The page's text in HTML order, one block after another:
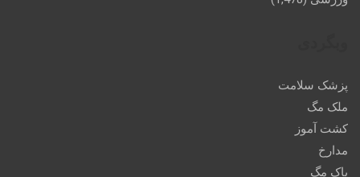
پزشک سلامت
ملک مگ
کشت آموز
مدارخ
پاک مگ